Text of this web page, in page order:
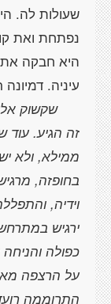
שעולות לה.
היא חבקה את
שקשוק
זה הגיע. עוד
ממילא, ולא
בחופזה,
וידיה,
ירגיש
כפולה
על הרצפה
התרוממה